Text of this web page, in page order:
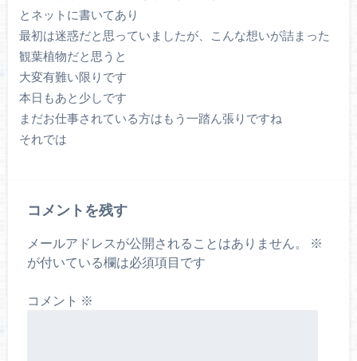
とネットに書いてあり
最初は迷惑だと思っていましたが、こんな想いが詰まった
観葉植物だと思うと
大変有難い限りです
本日もあと少しです
まだお仕事されている方はもう一踏ん張りですね
それでは
コメントを残す
メールアドレスが公開されることはありません。
※
が付いている欄は必須項目です
コメント ※